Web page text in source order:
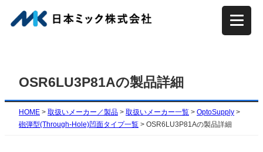
容
プ
OSR6LU3P81Aの製品詳細
HOME > 取扱いメーカー／製品 > 取扱いメーカー一覧 > OptoSupply >
砲弾型(Through-Hole)凹面タイプ一覧 > OSR6LU3P81Aの製品詳細